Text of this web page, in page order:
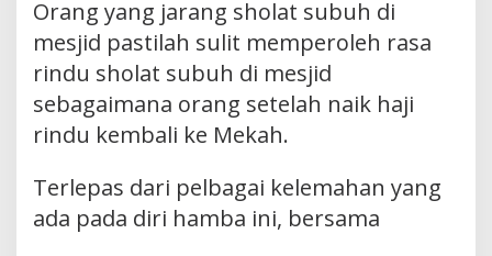
Orang yang jarang sholat subuh di
mesjid pastilah sulit memperoleh rasa
rindu sholat subuh di mesjid
sebagaimana orang setelah naik haji
rindu kembali ke Mekah.
Terlepas dari pelbagai kelemahan yang
ada pada diri hamba ini, bersama